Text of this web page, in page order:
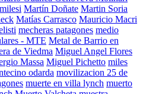
Martín Doñate Martin Soria
Matías Carrasco Mauricio Macri
mecheras patagones medio
- MTE Metal de Barrio en
de Viedma Miguel Angel Flores
Massa Miguel Pichetto miles
odarda movilizacion 25 de
muerte en villa lynch muerto